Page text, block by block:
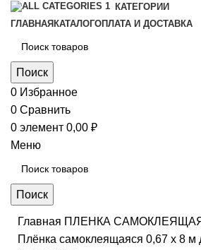
КАТЕГОРИИ
ГЛАВНАЯ КАТАЛОГОПЛАТА И ДОСТАВКА
Поиск
0 Избранное
0 Сравнить
0 элемент 0,00 ₽
Меню
Поиск
Главная ПЛЕНКА
Плёнка самоклеящаяся 0,67 х 8 м